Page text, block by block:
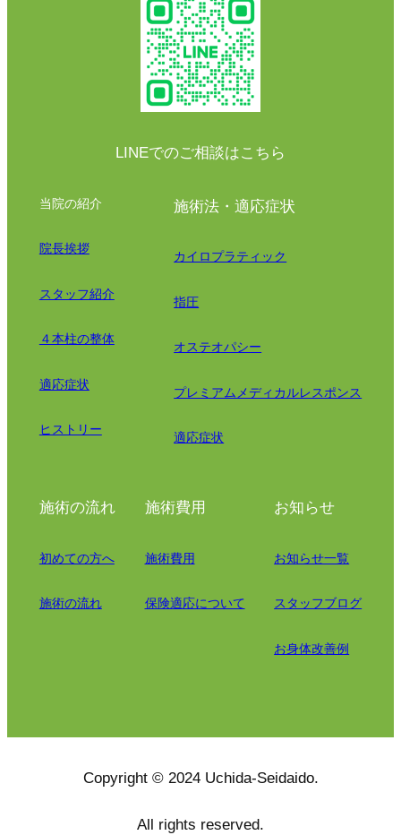
LINEでのご相談はこちら
当院の紹介
院長挨拶
スタッフ紹介
４本柱の整体
適応症状
ヒストリー
施術法・適応症状
カイロプラティック
指圧
オステオパシー
プレミアムメディカルレスポンス
適応症状
施術の流れ
初めての方へ
施術の流れ
施術費用
施術費用
保険適応について
お知らせ
お知らせ一覧
スタッフブログ
お身体改善例
Copyright © 2024 Uchida-Seidaido.
All rights reserved.